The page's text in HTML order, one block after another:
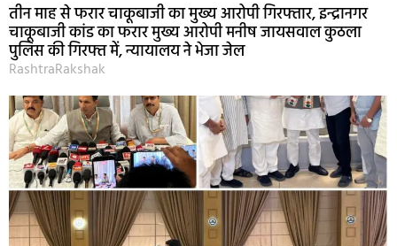
तीन माह से फरार चाकूबाजी का मुख्य आरोपी गिरफ्तार, इन्द्रानगर
चाकूबाजी कांड का फरार मुख्य आरोपी मनीष जायसवाल कुठला
पुलिस की गिरफ्त में, न्यायालय ने भेजा जेल
RashtraRakshak